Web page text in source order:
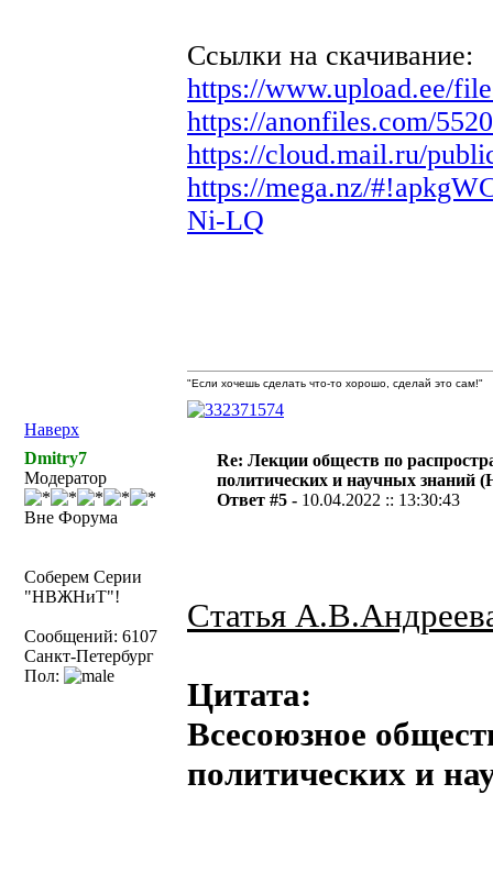
Ссылки на скачивание:
https://www.upload.ee/
https://anonfiles.com/
https://cloud.mail.ru/
https://mega.nz/
Ni-LQ
Наверх
"Если хочешь сделать что-то хорошо, сделай это сам!"
Dmitry7
Модератор
Вне Форума
Соберем Серии
"НВЖНиТ"!
Сообщений: 6107
Санкт-Петербург
Пол:
Re: Лекции обществ по
политических и научных
Ответ #5 - 10.04.2022 :: 13:30:43
Статья
Цитата:
Всесоюзное
политических и